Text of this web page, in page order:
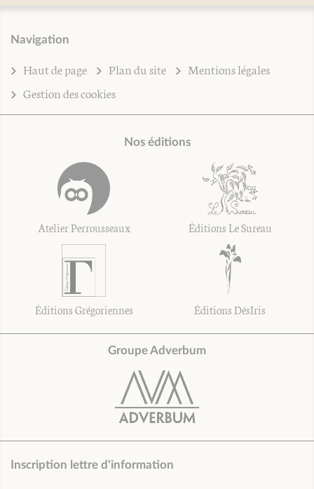
Navigation
Haut de page Plan du site
Mentions légales
Gestion des cookies
Nos éditions
Atelier Perrousseaux Éditions Le Sureau
Éditions Grégoriennes Éditions DésIris
Groupe Adverbum
Inscription lettre d'information